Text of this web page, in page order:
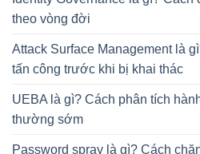
theo vòng đời
Attack Surface Management là
tấn công trước khi bị khai thác
UEBA là gì? Cách phân tích
thường sớm
Password spray là gì? Cách